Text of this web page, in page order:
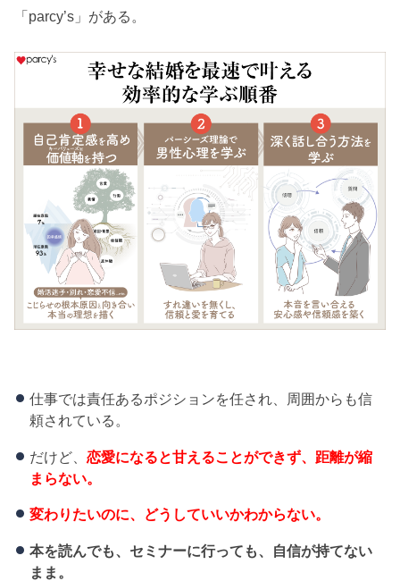
「parcy’s」がある。
仕事では責任あるポジションを任され、周囲からも信
頼されている。
だけど、 恋愛になると甘えることができず、距離が縮
まらない。
変わりたいのに、どうしていいかわからない。
本を読んでも、セミナーに行っても、自信が持てない
まま。